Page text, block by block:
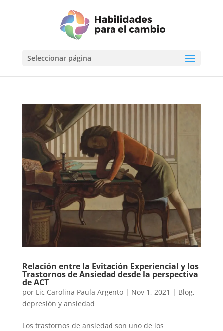
Seleccionar página
Relación entre la Evitación Experiencial y los
Trastornos de Ansiedad desde la perspectiva
de ACT
por Lic Carolina Paula Argento| Nov 1, 2021 | Blog,
depresión y ansiedad
Los trastornos de ansiedad son uno de los